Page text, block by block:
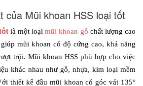
của Mũi khoan HSS loại tốt
là một loại mũi khoan gỗ chất lượng cao
mũi khoan có độ cứng cao, khả năng
trội. Mũi khoan HSS phù hợp cho việc
khác nhau như gỗ, nhựa, kim loại mềm
thiết kế đầu mũi khoan có góc vát 135°